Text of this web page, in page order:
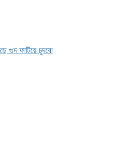
গুদ ফাটিয়ে চুদবো